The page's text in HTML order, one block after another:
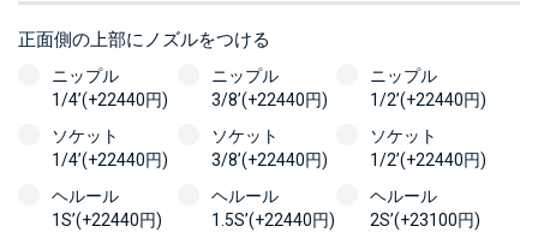
正面側の上部にノズルをつける
ニップル
1/4’(+22440円)
ニップル
3/8’(+22440円)
ニップル
1/2’(+22440円)
ソケット
1/4’(+22440円)
ソケット
3/8’(+22440円)
ソケット
1/2’(+22440円)
ヘルール
1S’(+22440円)
ヘルール
1.5S’(+22440円)
ヘルール
2S’(+23100円)